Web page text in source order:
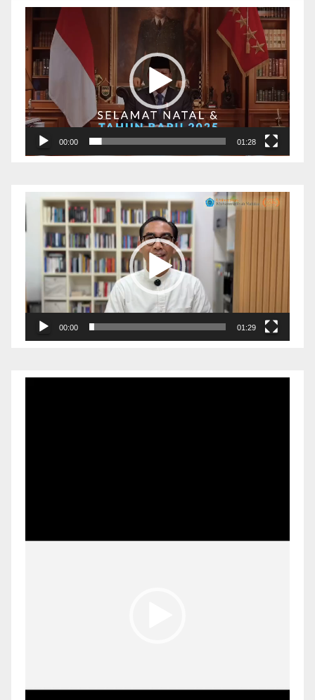
Pemutar
Video
00:00 01:28
Pemutar
Video
00:00 01:29